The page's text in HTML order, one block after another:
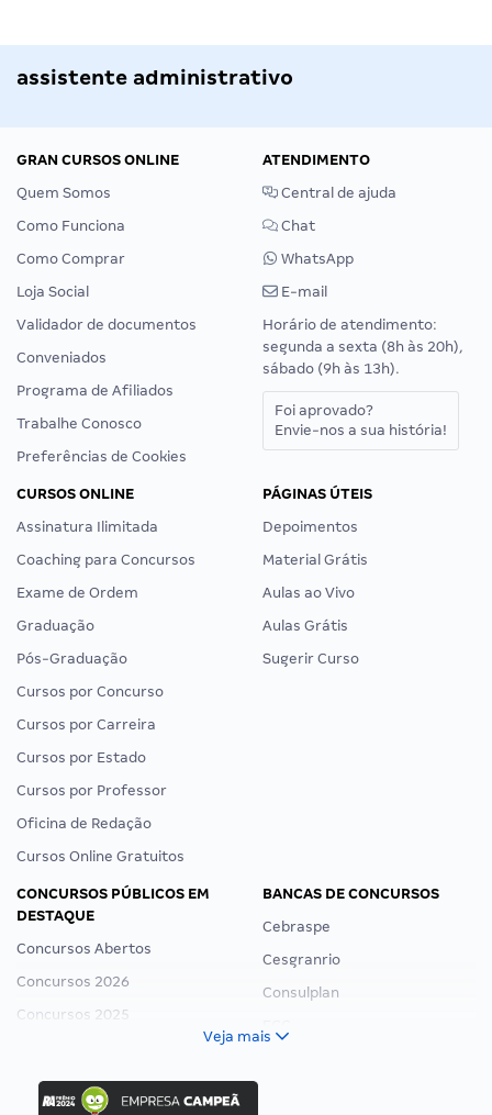
assistente administrativo
GRAN CURSOS ONLINE
Quem Somos
Como Funciona
Como Comprar
Loja Social
Validador de documentos
Conveniados
Programa de Afiliados
Trabalhe Conosco
Preferências de Cookies
ATENDIMENTO
Central de ajuda
Chat
WhatsApp
E-mail
Horário de atendimento:
segunda a sexta (8h às 20h),
sábado (9h às 13h).
Foi aprovado?
Envie-nos a sua história!
CURSOS ONLINE
Assinatura Ilimitada
Coaching para Concursos
Exame de Ordem
Graduação
Pós-Graduação
Cursos por Concurso
Cursos por Carreira
Cursos por Estado
Cursos por Professor
Oficina de Redação
Cursos Online Gratuitos
PÁGINAS ÚTEIS
Depoimentos
Material Grátis
Aulas ao Vivo
Aulas Grátis
Sugerir Curso
CONCURSOS PÚBLICOS EM
DESTAQUE
Concursos Abertos
Concursos 2026
Concursos 2025
Concurso Ibama
BANCAS DE CONCURSOS
Cebraspe
Cesgranrio
Consulplan
Veja mais